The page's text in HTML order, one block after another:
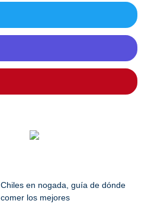
Chiles en nogada, guía de dónde
comer los mejores